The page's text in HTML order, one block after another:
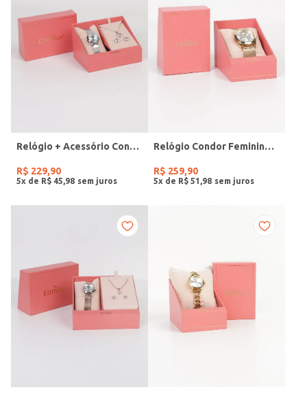
Relógio + Acessório Condor Feminino PRATA
R$ 229,90
5x de R$ 45 98
Relógio Condor Feminino DOURADO
R$ 259,90
5x de R$ 51 98